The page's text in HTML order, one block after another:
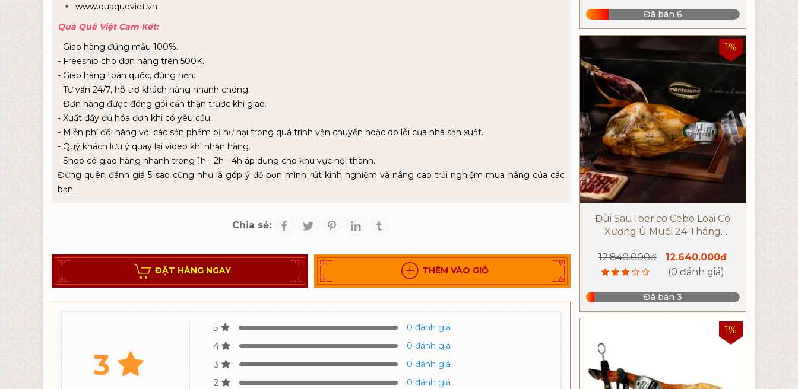
www.quaqueviet.vn
Quà Quê Việt Cam Kết:
- Giao hàng đúng mẫu 100%.
- Freeship cho đơn hàng trên 500K.
- Giao hàng toàn quốc, đúng hẹn.
- Tư vấn 24/7, hỗ trợ khách hàng nhanh chóng.
- Đơn hàng được đóng gói cẩn thận trước khi giao.
- Xuất đầy đủ hóa đơn khi có yêu cầu.
- Miễn phí đổi hàng với các sản phẩm bị hư hại trong quá trình vận chuyển hoặc do lỗi của nhà sản xuất.
- Quý khách lưu ý quay lại video khi nhận hàng.
- Shop có giao hàng nhanh trong 1h - 2h - 4h áp dụng cho khu vực nội thành.
Đừng quên đánh giá 5 sao cũng như là góp ý để bọn mình rút kinh nghiệm và nâng cao trải nghiệm mua hàng của các
bạn.
Chia sẻ:
ĐẶT HÀNG NGAY THÊM VÀO GIỎ
3
5 0 đánh giá
4 0 đánh giá
3 0 đánh giá
2 0 đánh giá
Đã bán 6
1%
Đùi Sau Iberico Cebo Loại Có
Xương Ủ Muối 24 Tháng
12.840.000đ
12.640.000đ
(0 đánh giá)
Đã bán 3
1%